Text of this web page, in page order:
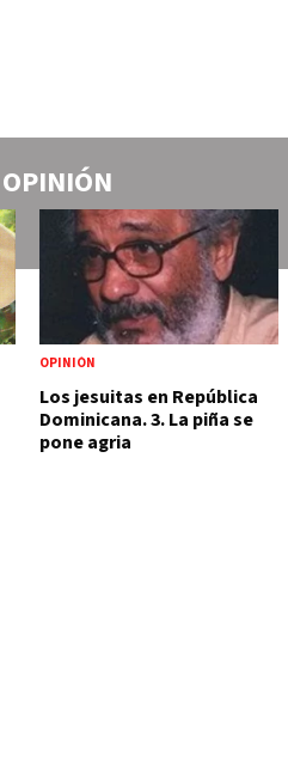
OPINIÓN
OPINIÓN
Los jesuitas en República
Dominicana. 3. La piña se
pone agria